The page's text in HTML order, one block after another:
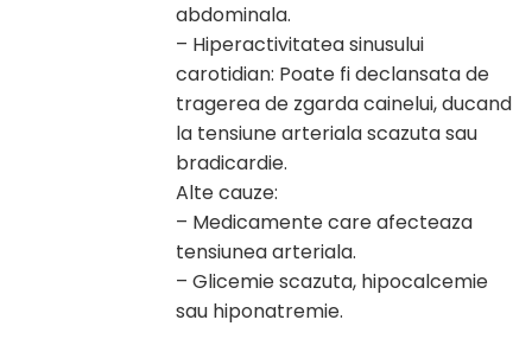
abdominala.
– Hiperactivitatea sinusului
carotidian: Poate fi declansata de
tragerea de zgarda cainelui, ducand
la tensiune arteriala scazuta sau
bradicardie.
Alte cauze:
– Medicamente care afecteaza
tensiunea arteriala.
– Glicemie scazuta, hipocalcemie
sau hiponatremie.